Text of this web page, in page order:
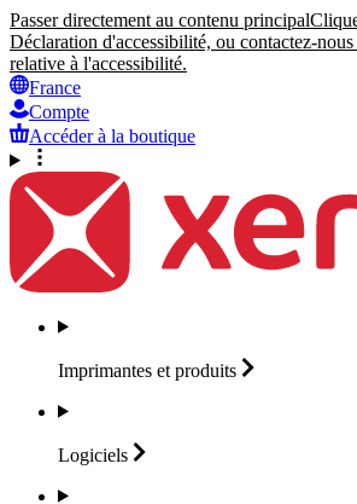
Passer directement au contenu principal
Déclaration d'accessibilité, ou contactez-
relative à l'accessibilité.
France
Compte
Accéder à la boutique
Imprimantes et produits
Logiciels